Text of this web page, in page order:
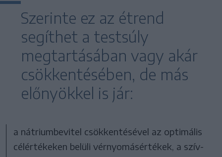
Szerinte ez az étrend
segíthet a testsúly
megtartásában vagy akár
csökkentésében, de más
előnyökkel is jár:
a nátriumbevitel csökkentésével az optimális
célértékeken belüli vérnyomásértékek, a szív-